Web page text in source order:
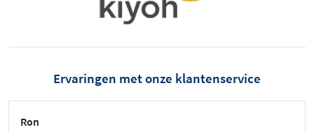
Ervaringen met onze klantenservice
Ron